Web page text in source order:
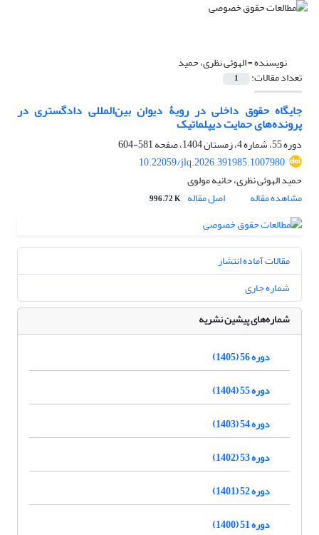
نویسنده =الهوئی نظری، حمید
تعداد مقالات: 1
جایگاه حقوق داخلی در رویۀ دیوان بین‌المللی دادگستری در
پرونده‌های حمایت دیپلماتیک
دوره 55، شماره 4، زمستان 1404، صفحه
581-604
10.22059/jlq.2026.391985.1007980
حمید الهوئی نظری، حانیه مولوی
مشاهده مقاله
اصل مقاله 996.72 K
مقالات آماده انتشار
شماره جاری
شماره‌های پیشین نشریه
دوره 56 (1405)
دوره 55 (1404)
دوره 54 (1403)
دوره 53 (1402)
دوره 52 (1401)
دوره 51 (1400)